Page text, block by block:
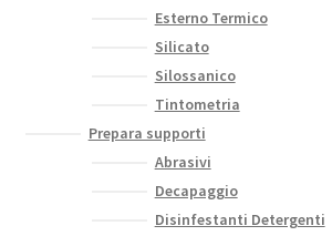
Esterno Termico
Silicato
Silossanico
Tintometria
Prepara supporti
Abrasivi
Decapaggio
Disinfestanti Detergenti